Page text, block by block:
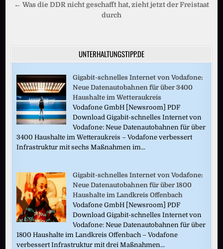
← Was die DDR nicht geschafft hat, zieht jetzt der Freistaat
durch
UNTERHALTUNGSTIPP.DE
Gigabit-schnelles Internet von Vodafone:
Neue Datenautobahnen für über 3400
Haushalte im Wetteraukreis
Vodafone GmbH [Newsroom] PDF
Download Gigabit-schnelles Internet von
Vodafone: Neue Datenautobahnen für über
3400 Haushalte im Wetteraukreis – Vodafone verbessert
Infrastruktur mit sechs Maßnahmen im...
Gigabit-schnelles Internet von Vodafone:
Neue Datenautobahnen für über 1800
Haushalte im Landkreis Offenbach
Vodafone GmbH [Newsroom] PDF
Download Gigabit-schnelles Internet von
Vodafone: Neue Datenautobahnen für über
1800 Haushalte im Landkreis Offenbach – Vodafone
verbessert Infrastruktur mit drei Maßnahmen...